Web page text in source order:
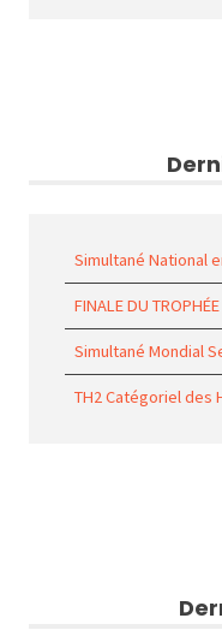
Simultané National
FINALE DU
Simultané Mondial
TH2 Catégoriel des